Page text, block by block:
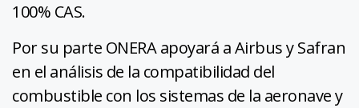
100% CAS.
Por su parte ONERA apoyará a Airbus y Safran
en el análisis de la compatibilidad del
combustible con los sistemas de la aeronave y